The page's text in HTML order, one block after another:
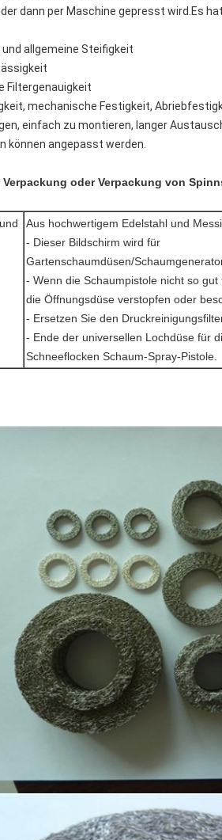
dann per Maschine gepresst wird.Es
und allgemeine Steifigkeit
Filtergenauigkeit
mechanische Festigkeit,
einfach zu montieren, langer
können angepasst werden.
Verpackung oder Verpackung von
und
Aus hochwertigem Edelstahl und
- Dieser Bildschirm wird für
Gartenschaumdüsen/
- Wenn die Schaumpistole nicht so
die Öffnungsdüse verstopfen oder
- Ersetzen Sie den
- Ende der universellen Lochdüse für
Schneeflocken Schaum-Spray-Pistole.